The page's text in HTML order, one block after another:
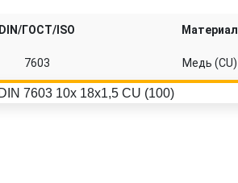
DIN/ГОСТ/ISO Материал
7603 Медь (CU)